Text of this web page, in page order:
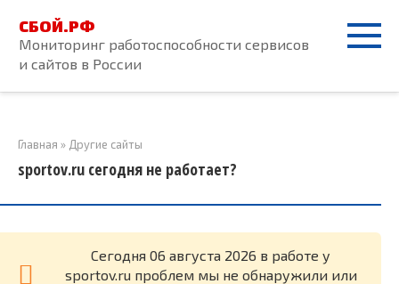
контенту
СБОЙ.РФ
Мониторинг работоспособности сервисов
и сайтов в России
Главная » Другие сайты
sportov.ru сегодня не работает?
Cегодня 06 августа 2026 в работе у
sportov.ru проблем мы не обнаружили или